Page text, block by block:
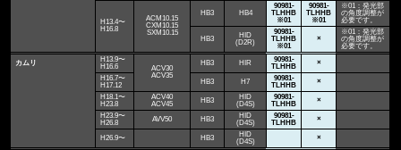
H13.4〜
H16.8
ACM10.15
CXM10.15
SXM10.15
HB3 HB4
90981-
TLHHB
※01
90981-
TLHHB
※01
※01：発光部
の角度調整が
必要です。
HB3
HID
(D2R)
90981-
TLHHB
※01
×
※01：発光部
の角度調整が
必要です。
カムリ
H13.9〜
H16.6
ACV30
ACV35
HB3 HIR
90981-
TLHHB
×
H16.7〜
H17.12
HB3 H7
90981-
TLHHB
×
H18.1〜
H23.8
ACV40
ACV45
HB3
HID
(D4S)
90981-
TLHHB
×
H23.9〜
H26.8
AVV50 HB3
HID
(D4S)
90981-
TLHHB
×
H26.9〜 HB3
HID
(D4S)
×